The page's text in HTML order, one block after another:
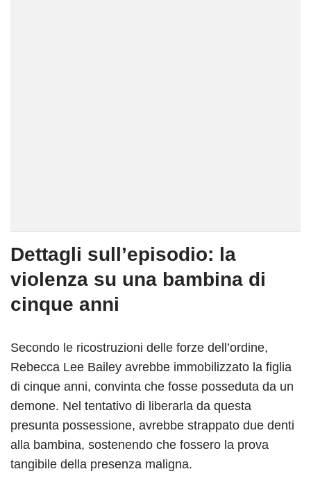
Dettagli sull’episodio: la
violenza su una bambina di
cinque anni
Secondo le ricostruzioni delle forze dell’ordine,
Rebecca Lee Bailey avrebbe immobilizzato la figlia
di cinque anni, convinta che fosse posseduta da un
demone. Nel tentativo di liberarla da questa
presunta possessione, avrebbe strappato due denti
alla bambina, sostenendo che fossero la prova
tangibile della presenza maligna.